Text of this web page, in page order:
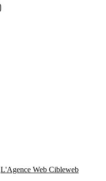
L'Agence Web Cibleweb